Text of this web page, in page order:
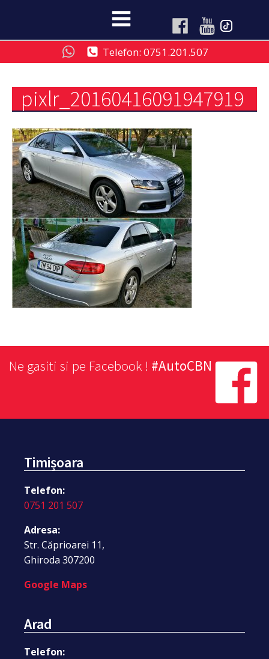
Telefon: 0751.201.507
pixlr_20160416091947919
Ne gasiti si pe Facebook ! #AutoCBN
Timișoara
Telefon:
0751 201 507
Adresa:
Str. Căprioarei 11,
Ghiroda 307200
Google Maps
Arad
Telefon: